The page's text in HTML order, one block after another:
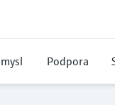
Podpora